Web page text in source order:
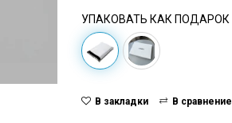
УПАКОВАТЬ КАК ПОДАРОК
В закладки В сравнение